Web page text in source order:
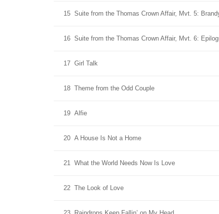
15 Suite from the Thomas Crown Affair, Mvt. 5:
16 Suite from the Thomas Crown Affair, Mvt. 6:
17 Girl Talk
18 Theme from the Odd Couple
19 Alfie
20 A House Is Not a Home
21 What the World Needs Now Is Love
22 The Look of Love